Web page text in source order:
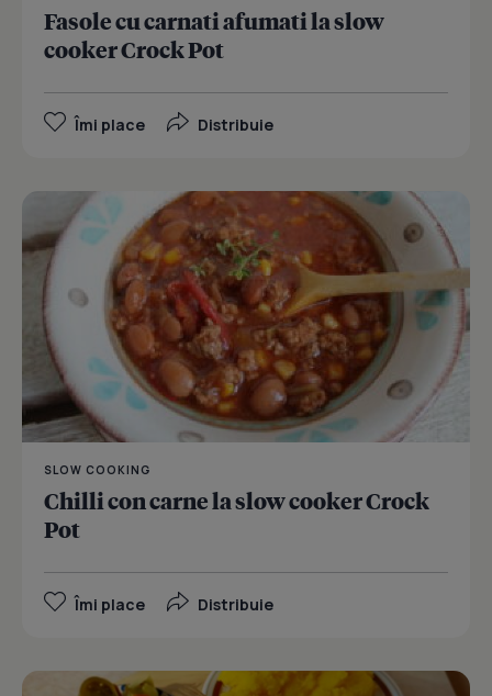
Fasole cu carnati afumati la slow
cooker Crock Pot
Îmi place Distribuie
SLOW COOKING
Chilli con carne la slow cooker Crock
Pot
Îmi place Distribuie